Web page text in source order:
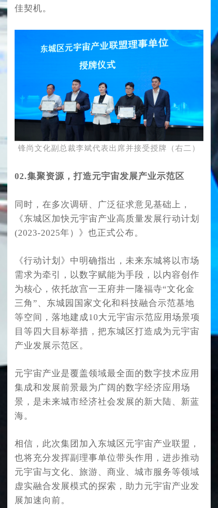
佳契机。
锋尚文化副总裁李斌代表出席并接受授牌（右二）
02.集聚资源，打造元宇宙发展产业示范区
同时，在多次调研、广泛征求意见基础上，
《东城区加快元宇宙产业高质量发展行动计划
(2023-2025年）》也正式公布。
《行动计划》中明确指出，未来东城将以市场
需求为牵引，以数字赋能为手段，以内容创作
为核心，依托故宫一王府井一隆福寺“文化金
三角”、东城园国家文化和科技融合示范基地
等空间，落地建成10大元宇宙示范应用场景项
目等四大目标举措，把东城区打造成为元宇宙
产业发展示范区。
元宇宙产业是覆盖领域最全面的数字技术应用
集成和发展前景最为广阔的数字经济应用场
景，是未来城市经济社会发展的新大陆、新蓝
海。
相信，此次集团加入东城区元宇宙产业联盟，
也将充分发挥副理事单位带头作用，进步推动
元宇宙与文化、旅游、商业、城市服务等领域
虚实融合发展模式的探索，助力元宇宙产业发
展加速向前。